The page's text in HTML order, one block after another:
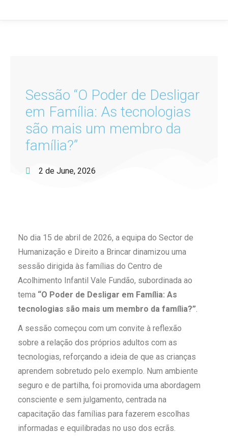
Sessão “O Poder de Desligar
em Família: As tecnologias
são mais um membro da
família?”
2 de June, 2026
No dia 15 de abril de 2026, a equipa do Sector de
Humanização e Direito a Brincar dinamizou uma
sessão dirigida às famílias do Centro de
Acolhimento Infantil Vale Fundão, subordinada ao
tema “O Poder de Desligar em Família: As
tecnologias são mais um membro da família?”.
A sessão começou com um convite à reflexão
sobre a relação dos próprios adultos com as
tecnologias, reforçando a ideia de que as crianças
aprendem sobretudo pelo exemplo. Num ambiente
seguro e de partilha, foi promovida uma abordagem
consciente e sem julgamento, centrada na
capacitação das famílias para fazerem escolhas
informadas e equilibradas no uso dos ecrãs.